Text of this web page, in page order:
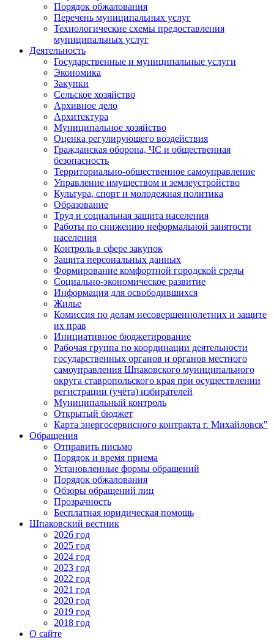
Порядок обжалования
Перечень муниципальных услуг
Технологические схемы предоставления
муниципальных услуг
Деятельность
Государственные и муниципальные услуги
Экономика
Закупки
Сельское хозяйство
Архивное дело
Архитектура
Муниципальное хозяйство
Оценка регулирующего воздействия
Гражданская оборона, ЧС и общественная
безопасность
Территориально-общественное самоуправление
Управление имуществом и землеустройство
Культура, спорт и молодежная политика
Образование
Труд и социальная защита населения
Работы по снижению неформальной занятости
населения
Контроль в сфере закупок
Защита персональных данных
Формирование комфортной городской среды
Социально-экономическое развитие
Информация для освободившихся
Жилье
Комиссия по делам несовершеннолетних и защите
их прав
Инициативное бюджетирование
Рабочая группа по координации деятельности
государственных органов и органов местного
самоуправления Шпаковского муниципального
округа ставропольского края при осуществлении
регистрации (учёта) избирателей
Муниципальный контроль
Открытый бюджет
Карта энергосервисного контракта г. Михайловск"
Обращения
Отправить письмо
Порядок и время приема
Установленные формы обращений
Порядок обжалования
Обзоры обращений лиц
Прозрачность
Бесплатная юридическая помощь
Шпаковский вестник
2026 год
2025 год
2024 год
2023 год
2022 год
2021 год
2020 год
2019 год
2018 год
О сайте